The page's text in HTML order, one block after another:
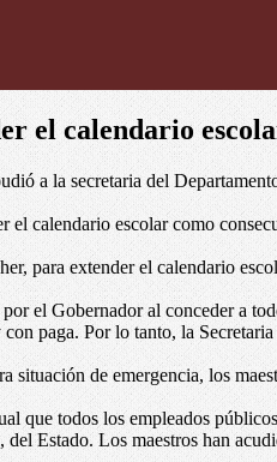
el calendario
a la secretaria del
calendario escolar como
para extender el calendario
el Gobernador al conceder a
paga. Por lo tanto, la
de emergencia, los
que todos los empleados
Estado. Los maestros han